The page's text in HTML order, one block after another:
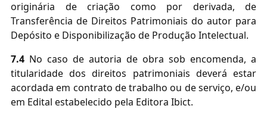
originária de criação como por derivada, de
Transferência de Direitos Patrimoniais do autor para
Depósito e Disponibilização de Produção Intelectual.
7.4 No caso de autoria de obra sob encomenda, a
titularidade dos direitos patrimoniais deverá estar
acordada em contrato de trabalho ou de serviço, e/ou
em Edital estabelecido pela Editora Ibict.